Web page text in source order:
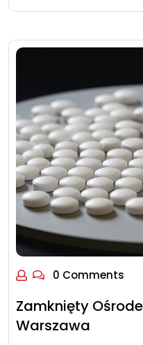
0 Comments
Zamknięty
Warszawa